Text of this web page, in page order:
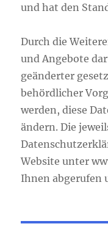
und hat den
Durch die
und Angebote
geänderter
behördlicher
werden, diese
ändern. Die
Website unter
Ihnen abgerufen